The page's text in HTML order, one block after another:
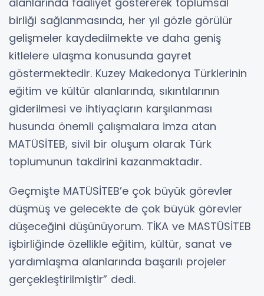
birliği sağlanmasında, her yıl gözle görülür
gelişmeler kaydedilmekte ve daha geniş
kitlelere ulaşma konusunda gayret
göstermektedir. Kuzey Makedonya Türklerinin
eğitim ve kültür alanlarında, sıkıntılarının
giderilmesi ve ihtiyaçların karşılanması
husunda önemli çalışmalara imza atan
MATÜSİTEB, sivil bir oluşum olarak Türk
toplumunun takdirini kazanmaktadır.
Geçmişte MATÜSİTEB’e çok büyük görevler
düşmüş ve gelecekte de çok büyük görevler
düşeceğini düşünüyorum. TİKA ve MASTÜSİTEB
işbirliğinde özellikle eğitim, kültür, sanat ve
yardımlaşma alanlarında başarılı projeler
gerçekleştirilmiştir” dedi.